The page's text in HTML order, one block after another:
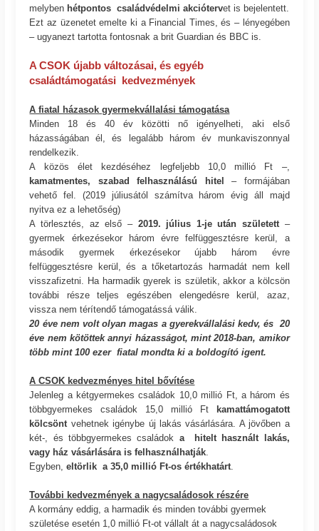
melyben hétpontos családvédelmi akciótervet is bejelentett.
Ezt az üzenetet emelte ki a Financial Times, és – lényegében
– ugyanezt tartotta fontosnak a brit Guardian és BBC is.
A CSOK újabb változásai, és egyéb
családtámogatási kedvezmények
A fiatal házasok gyermekvállalási támogatása
Minden 18 és 40 év közötti nő igényelheti, aki első
házasságában él, és legalább három év munkaviszonnyal
rendelkezik.
A közös élet kezdéséhez legfeljebb 10,0 millió Ft –,
kamatmentes, szabad felhasználású hitel – formájában
vehető fel. (2019 júliusától számítva három évig áll majd
nyitva ez a lehetőség)
A törlesztés, az első – 2019. július 1-je után született–
gyermek érkezésekor három évre felfüggesztésre kerül, a
második gyermek érkezésekor újabb három évre
felfüggesztésre kerül, és a tőketartozás harmadát nem kell
visszafizetni. Ha harmadik gyerek is születik, akkor a kölcsön
további része teljes egészében elengedésre kerül, azaz,
vissza nem térítendő támogatássá válik.
20 éve nem volt olyan magas a gyerekvállalási kedv, és 20
éve nem kötöttek annyi házasságot, mint 2018-ban, amikor
több mint 100 ezer fiatal mondta ki a boldogító igent.
A CSOK kedvezményes hitel bővítése
Jelenleg a kétgyermekes családok 10,0 millió Ft, a három és
többgyermekes családok 15,0 millió Ft kamattámogatott
kölcsönt vehetnek igénybe új lakás vásárlására. A jövőben a
két-, és többgyermekes családok a hitelt használt lakás,
vagy ház vásárlására is felhasználhatják
Egyben,eltörlik a 35,0 millió Ft-os értékhatárt
További kedvezmények a nagycsaládosok részére
A kormány eddig, a harmadik és minden további gyermek
születése esetén 1,0 millió Ft-ot vállalt át a nagycsaládosok